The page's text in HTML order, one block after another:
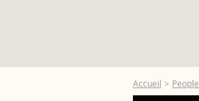
Accueil People